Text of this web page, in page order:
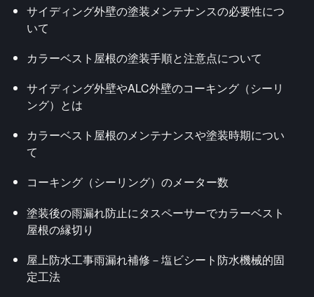
サイディング外壁の塗装メンテナンスの必要性につ
いて
カラーベスト屋根の塗装手順と注意点について
サイディング外壁やALC外壁のコーキング（シーリ
ング）とは
カラーベスト屋根のメンテナンスや塗装時期につい
て
コーキング（シーリング）のメーター数
塗装後の雨漏れ防止にタスペーサーでカラーベスト
屋根の縁切り
屋上防水工事雨漏れ補修－塩ビシート防水機械的固
定工法